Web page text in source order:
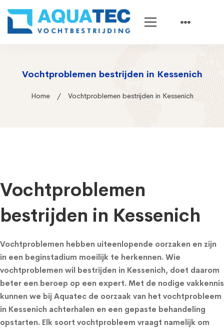
Vochtproblemen bestrijden in Kessenich
Home Vochtproblemen bestrijden in Kessenich
Vochtproblemen
bestrijden in Kessenich
Vochtproblemen hebben uiteenlopende oorzaken en zijn
in een beginstadium moeilijk te herkennen. Wie
vochtproblemen wil bestrijden in Kessenich, doet daarom
beter een beroep op een expert. Met de nodige vakkennis
kunnen we bij Aquatec de oorzaak van het vochtprobleem
in Kessenich achterhalen en een gepaste behandeling
opstarten. Elk soort vochtprobleem vraagt namelijk om